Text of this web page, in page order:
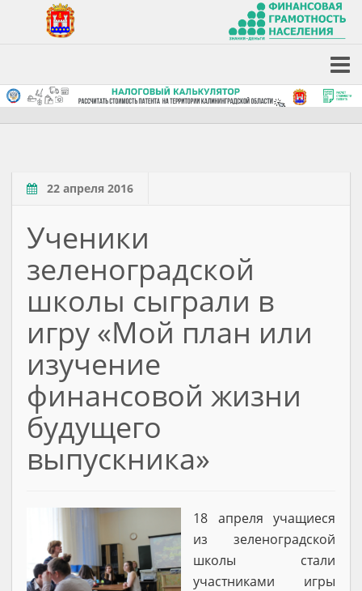
22 апреля 2016
Ученики
зеленоградской
школы сыграли в
игру «Мой план или
изучение
финансовой жизни
будущего
выпускника»
18 апреля учащиеся
из зеленоградской
школы стали
участниками игры